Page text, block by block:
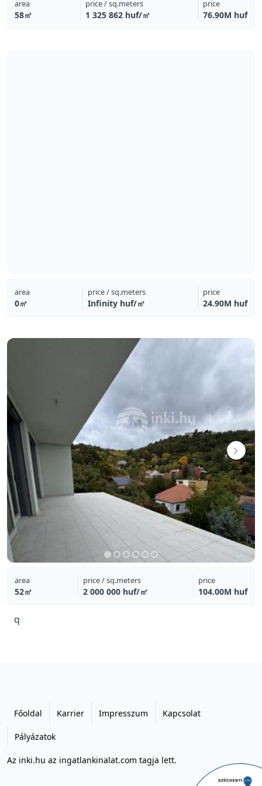
area
58㎡
price / sq.meters
1 325 862 huf/㎡
price
76.90M huf
area
0㎡
price / sq.meters
Infinity huf/㎡
price
24.90M huf
area
52㎡
price / sq.meters
2 000 000 huf/㎡
price
104.00M huf
q
Főoldal Karrier Impresszum Kapcsolat
Pályázatok
Az inki.hu az ingatlankinalat.com tagja lett.